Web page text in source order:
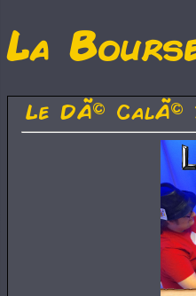
La
Le DÃ© CalÃ©